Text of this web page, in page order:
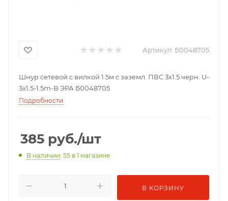
Артикул: Б0048705
Шнур сетевой с вилкой 1.5м с заземл. ПВС 3х1.5 черн. U-
3x1.5-1.5m-B ЭРА Б0048705
Подробности
385 руб./шт
В наличии: 55 в 1 магазине
В КОРЗИНУ